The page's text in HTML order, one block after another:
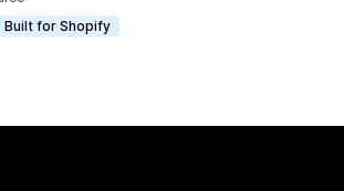
Built for Shopify